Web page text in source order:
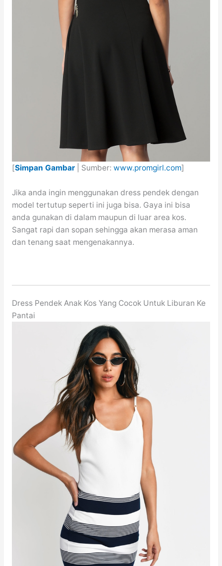
[Simpan Gambar| Sumber: www.promgirl.com]
Jika anda ingin menggunakan dress pendek dengan
model tertutup seperti ini juga bisa. Gaya ini bisa
anda gunakan di dalam maupun di luar area kos.
Sangat rapi dan sopan sehingga akan merasa aman
dan tenang saat mengenakannya.
Dress Pendek Anak Kos Yang Cocok Untuk Liburan Ke
Pantai